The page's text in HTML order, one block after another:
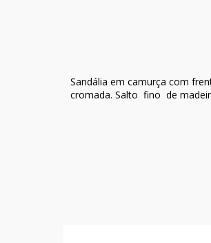
Sandália em camurça com
cromada. Salto fino de